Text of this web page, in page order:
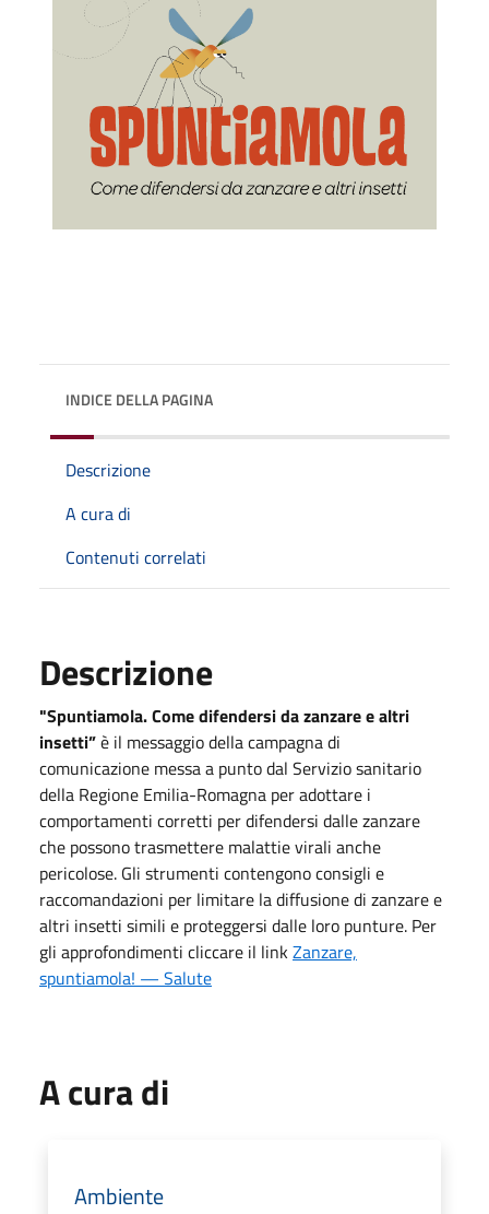
INDICE DELLA PAGINA
Descrizione
A cura di
Contenuti correlati
Descrizione
"Spuntiamola. Come difendersi da zanzare e altri
insetti”è il messaggio della campagna di
comunicazione messa a punto dal Servizio sanitario
della Regione Emilia-Romagna per adottare i
comportamenti corretti per difendersi dalle zanzare
che possono trasmettere malattie virali anche
pericolose. Gli strumenti contengono consigli e
raccomandazioni per limitare la diffusione di zanzare e
altri insetti simili e proteggersi dalle loro punture. Per
gli approfondimenti cliccare il linkZanzare,
spuntiamola! — Salute
A cura di
Ambiente